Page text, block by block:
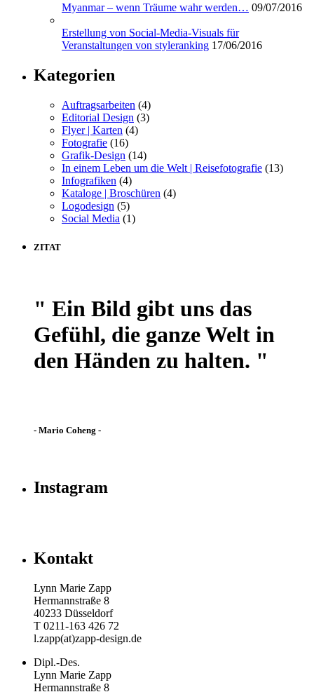
Myanmar – wenn Träume wahr werden… 09/07/2016
Erstellung von Social-Media-Visuals für
Veranstaltungen von styleranking 17/06/2016
Kategorien
Auftragsarbeiten (4)
Editorial Design (3)
Flyer | Karten (4)
Fotografie (16)
Grafik-Design (14)
In einem Leben um die Welt | Reisefotografie (13)
Infografiken (4)
Kataloge | Broschüren (4)
Logodesign (5)
Social Media (1)
ZITAT
" Ein Bild gibt uns das
Gefühl, die ganze Welt in
den Händen zu halten. "
- Mario Coheng -
Instagram
Kontakt
Lynn Marie Zapp
Hermannstraße 8
40233 Düsseldorf
T 0211-163 426 72
l.zapp(at)zapp-design.de
Dipl.-Des.
Lynn Marie Zapp
Hermannstraße 8